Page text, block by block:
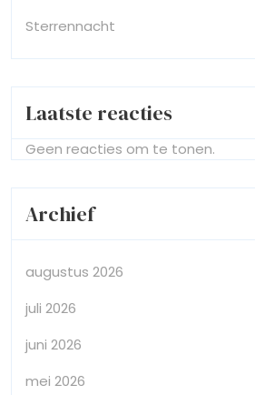
Sterrennacht
Laatste reacties
Geen reacties om te tonen.
Archief
augustus 2026
juli 2026
juni 2026
mei 2026